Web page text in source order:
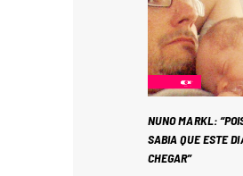
NUNO MARKL:
SABIA QUE ESTE
CHEGAR”